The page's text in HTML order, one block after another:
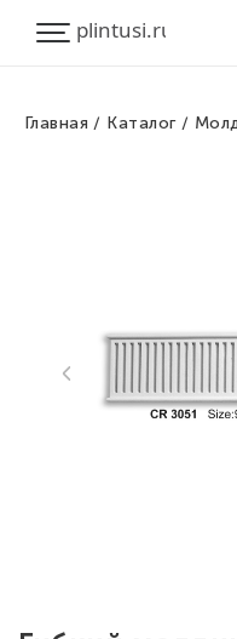
Главная Каталог